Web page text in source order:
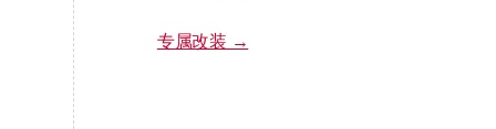
专属改装 →